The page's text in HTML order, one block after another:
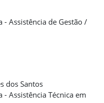
- Assistência de Gestão /
dos Santos
- Assistência Técnica em